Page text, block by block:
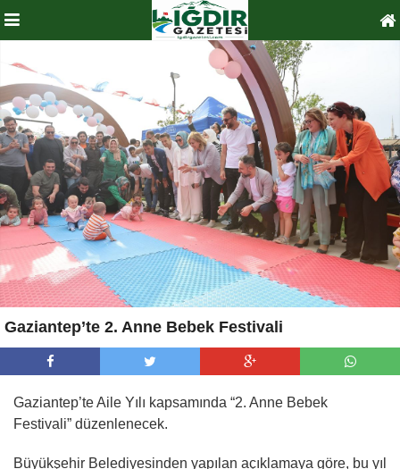
Gaziantep’te 2. Anne Bebek Festivali
Gaziantep’te Aile Yılı kapsamında “2. Anne Bebek
Festivali” düzenlenecek.
Büyükşehir Belediyesinden yapılan açıklamaya göre, bu yıl